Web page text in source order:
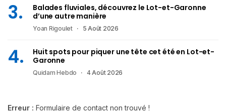
Balades fluviales, découvrez le Lot-et-Garonne
d’une autre manière
Yoan Rigoulet 5 Août 2026
Huit spots pour piquer une tête cet été en Lot-et-
Garonne
Quidam Hebdo 4 Août 2026
Erreur : Formulaire de contact non trouvé !